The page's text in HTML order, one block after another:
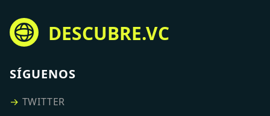
DESCUBRE.VC
SÍGUENOS
→ TWITTER